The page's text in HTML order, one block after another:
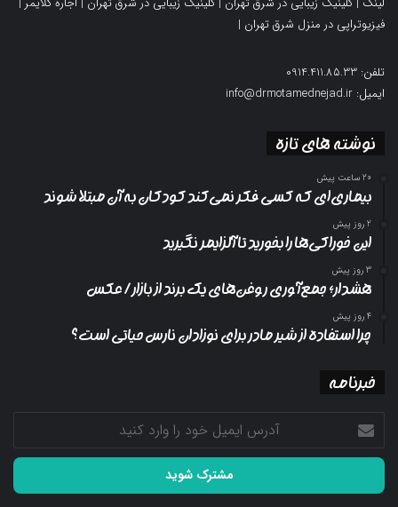
فیزیوتراپی در منزل شرق تهران |
تلفن: 0914.411.85.33
ایمیل: info@drmotamednejad.ir
نوشته های تازه
20 ساعت پیش
بیماری‌ای که کسی فکر نمی‌کند کودکان به آن مبتلا شوند
2 روز پیش
این خوراکی‌ها را بخورید تا آلزایمر نگیرید
3 روز پیش
هشدار؛ جمع‌آوری روغن‌های یک برند از بازار/ عکس
4 روز پیش
چرا استفاده از شیر مادر برای نوزادان نارس حیاتی است؟
خبرنامه
آدرس
ایمیل
خود
وارد